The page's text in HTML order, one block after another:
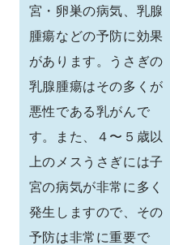
宮・卵巣の病気、乳腺
腫瘍などの予防に効果
があります。うさぎの
乳腺腫瘍はその多くが
悪性である乳がんで
す。また、４〜５歳以
上のメスうさぎには子
宮の病気が非常に多く
発生しますので、その
予防は非常に重要で